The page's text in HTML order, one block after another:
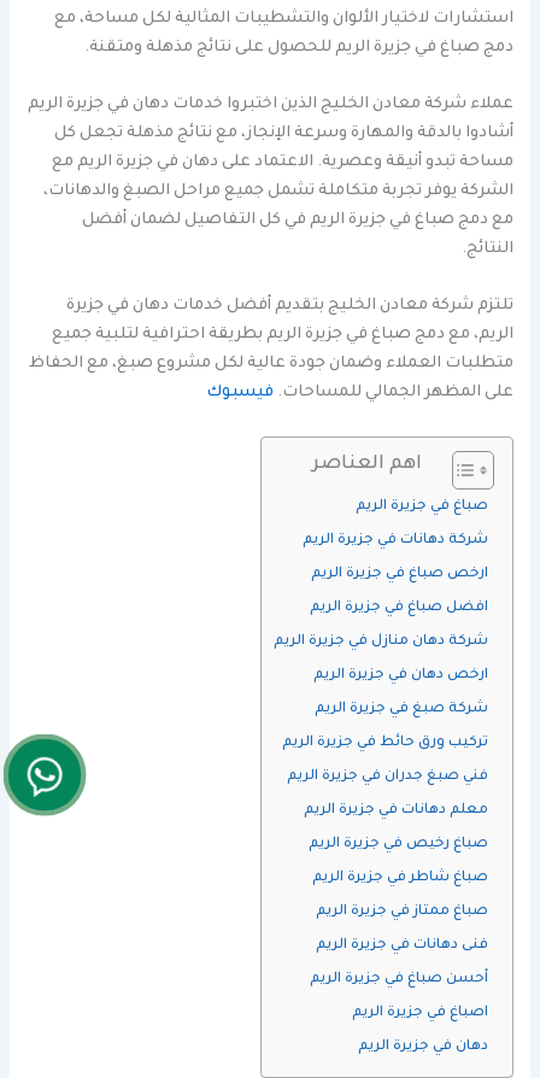
استشارات لاختيار الألوان والتشطيبات المثالية لكل مساحة، مع
دمج صباغ في جزيرة الريم للحصول على نتائج مذهلة ومتقنة.
عملاء شركة معادن الخليج الذين اختبروا خدمات دهان في جزيرة الريم
أشادوا بالدقة والمهارة وسرعة الإنجاز، مع نتائج مذهلة تجعل كل
مساحة تبدو أنيقة وعصرية. الاعتماد على دهان في جزيرة الريم مع
الشركة يوفر تجربة متكاملة تشمل جميع مراحل الصبغ والدهانات،
مع دمج صباغ في جزيرة الريم في كل التفاصيل لضمان أفضل
النتائج.
تلتزم شركة معادن الخليج بتقديم أفضل خدمات دهان في جزيرة
الريم، مع دمج صباغ في جزيرة الريم بطريقة احترافية لتلبية جميع
متطلبات العملاء وضمان جودة عالية لكل مشروع صبغ، مع الحفاظ
على المظهر الجمالي للمساحات. فيسبوك
اهم العناصر
صباغ في جزيرة الريم
شركة دهانات في جزيرة الريم
ارخص صباغ في جزيرة الريم
افضل صباغ في جزيرة الريم
شركة دهان منازل في جزيرة الريم
ارخص دهان في جزيرة الريم
شركة صبغ في جزيرة الريم
تركيب ورق حائط في جزيرة الريم
فني صبغ جدران في جزيرة الريم
معلم دهانات في جزيرة الريم
صباغ رخيص في جزيرة الريم
صباغ شاطر في جزيرة الريم
صباغ ممتاز في جزيرة الريم
فنى دهانات في جزيرة الريم
أحسن صباغ في جزيرة الريم
اصباغ في جزيرة الريم
دهان في جزيرة الريم